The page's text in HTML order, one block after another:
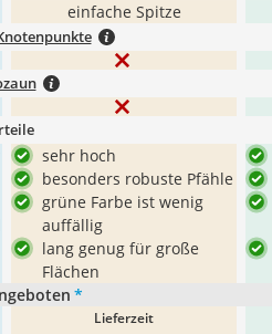
einfache Spitze
sehr hoch
besonders robuste Pfähle
grüne Farbe ist wenig
auffällig
lang genug für große
Flächen
*
Lieferzeit